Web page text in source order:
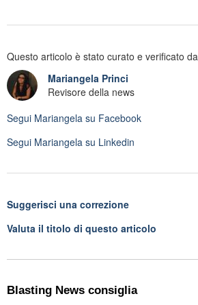
Questo articolo è stato curato e verificato da
Mariangela Princi
Revisore della news
Segui Mariangela su Facebook
Segui Mariangela su Linkedin
Suggerisci una correzione
Valuta il titolo di questo articolo
Blasting News consiglia